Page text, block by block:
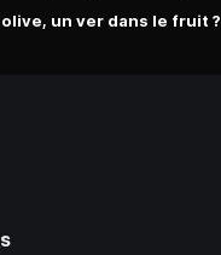
un ver dans le fruit ?